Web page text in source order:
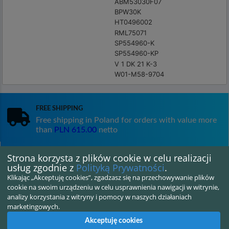
Strona korzysta z plików cookie w celu realizacji
usług zgodnie z Polityką Prywatności.
Klikając „Akceptuję cookies”, zgadzasz się na przechowywanie plików
cookie na swoim urządzeniu w celu usprawnienia nawigacji w witrynie,
analizy korzystania z witryny i pomocy w naszych działaniach
marketingowych.
Akceptuję cookies
BPW30K
HT0496002
RML75071
SP554960-K
SP554960-KP
V 1 DK 21 K-3
W01-M58-9704
Free shipping
Free shipping in Poland for orders with value more
than PLN 615.00netto
Satisfaction guarantee
14 days for returning goods
Shipping in 24H